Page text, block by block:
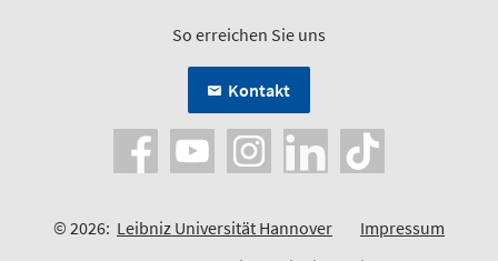
So erreichen Sie uns
Kontakt
© 2026: Leibniz Universität Hannover
Impressum